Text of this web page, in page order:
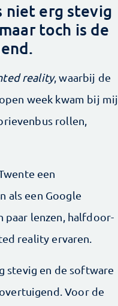
niet erg stevig
toch is de
reality, waarbij de
week kwam bij mij
rollen,
een
als een Google
paar lenzen, halfdoor­
reality ervaren.
stevig en de software
Voor de